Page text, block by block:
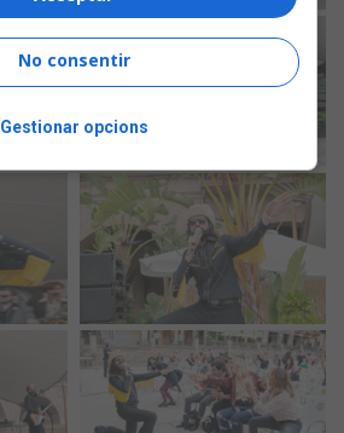
No consentir
Gestionar opcions